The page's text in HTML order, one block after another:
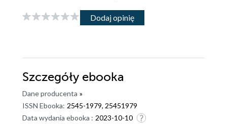
Dodaj opinię
Szczegóły ebooka
Dane producenta »
ISSN Ebooka: 2545-1979, 25451979
Data wydania ebooka : 2023-10-10